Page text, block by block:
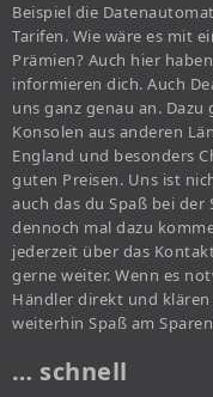
Beispiel die
Tarifen. Wie wäre es mit
Prämien? Auch hier
informieren dich. Auch
uns ganz genau an.
Konsolen aus anderen
England und besonders
guten Preisen. Uns ist
auch das du Spaß bei der
dennoch mal dazu
jederzeit über das
gerne weiter. Wenn es
Händler direkt und
weiterhin Spaß am
… schnell